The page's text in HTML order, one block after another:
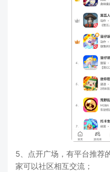
5、点开广场，有平台推荐
家可以社区相互交流；